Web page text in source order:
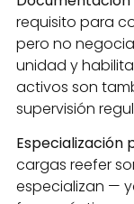
requisito para
pero no
unidad y
activos son
supervisión
Especialización
cargas reefer
especializan —